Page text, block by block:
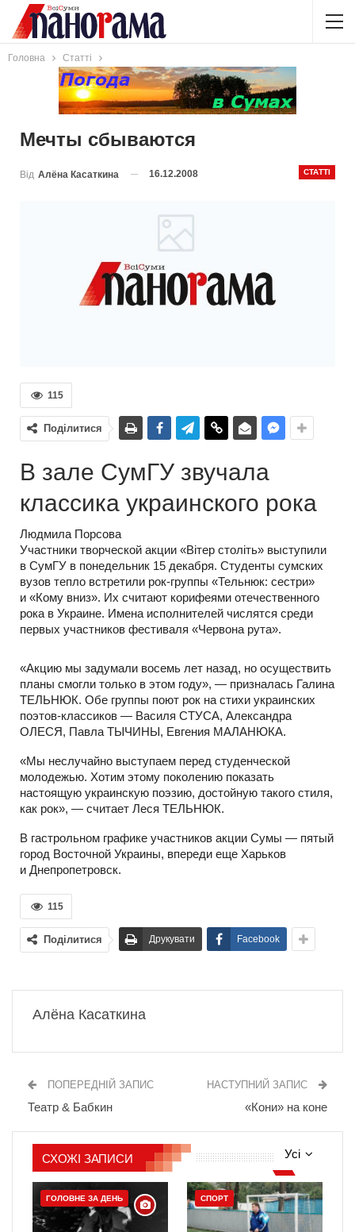
Головна Статті
Мечты сбываются
СТАТТІ
Від Алёна Касаткина 16.12.2008
115
Поділитися
В зале СумГУ звучала
классика украинского рока
Людмила Порсова
Участники творческой акции «Вітер століть» выступили
в СумГУ в понедельник 15 декабря. Студенты сумских
вузов тепло встретили рок-группы «Тельнюк: сестри»
и «Кому вниз». Их считают корифеями отечественного
рока в Украине. Имена исполнителей числятся среди
первых участников фестиваля «Червона рута».
«Акцию мы задумали восемь лет назад, но осуществить
планы смогли только в этом году», — призналась Галина
ТЕЛЬНЮК. Обе группы поют рок на стихи украинских
поэтов-классиков — Василя СТУСА, Александра
ОЛЕСЯ, Павла ТЫЧИНЫ, Евгения МАЛАНЮКА.
«Мы неслучайно выступаем перед студенческой
молодежью. Хотим этому поколению показать
настоящую украинскую поэзию, достойную такого стиля,
как рок», — считает Леся ТЕЛЬНЮК.
В гастрольном графике участников акции Сумы — пятый
город Восточной Украины, впереди еще Харьков
и Днепропетровск.
115
Поділитися Друкувати Facebook
Алёна Касаткина
ПОПЕРЕДНІЙ ЗАПИС
Театр & Бабкин
НАСТУПНИЙ ЗАПИС
«Кони» на коне
Усі
СХОЖІ ЗАПИСИ
ГОЛОВНЕ ЗА ДЕНЬ СПОРТ